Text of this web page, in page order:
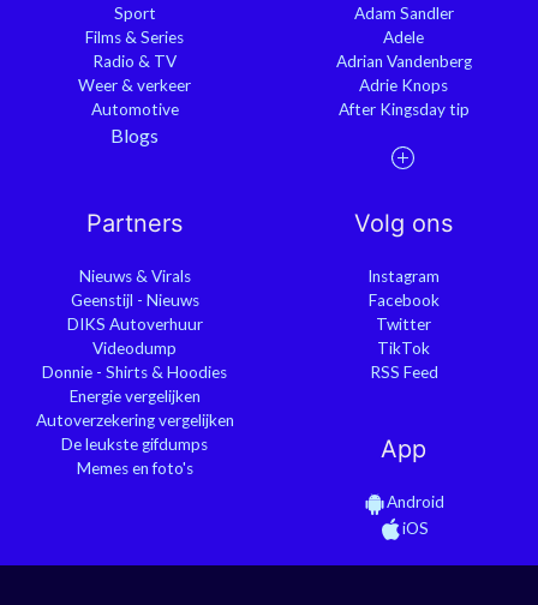
Sport
Films & Series
Radio & TV
Weer & verkeer
Automotive
Blogs
Adam Sandler
Adele
Adrian Vandenberg
Adrie Knops
After Kingsday tip
Partners
Nieuws & Virals
Geenstijl - Nieuws
DIKS Autoverhuur
Videodump
Donnie - Shirts & Hoodies
Energie vergelijken
Autoverzekering vergelijken
De leukste gifdumps
Memes en foto's
Volg ons
Instagram
Facebook
Twitter
TikTok
RSS Feed
App
Android
iOS